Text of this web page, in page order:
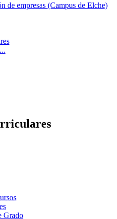
de empresas (Campus de Elche)
Grado